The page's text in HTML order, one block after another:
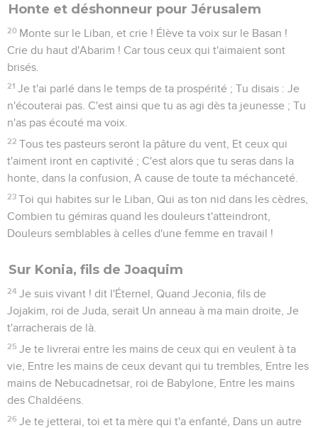
Honte et déshonneur pour Jérusalem
20 Monte sur le Liban, et crie ! Élève ta voix sur le Basan !
Crie du haut d'Abarim ! Car tous ceux qui t'aimaient sont
brisés.
21 Je t'ai parlé dans le temps de ta prospérité ; Tu disais : Je
n'écouterai pas. C'est ainsi que tu as agi dès ta jeunesse ; Tu
n'as pas écouté ma voix.
22 Tous tes pasteurs seront la pâture du vent, Et ceux qui
t'aiment iront en captivité ; C'est alors que tu seras dans la
honte, dans la confusion, A cause de toute ta méchanceté.
23 Toi qui habites sur le Liban, Qui as ton nid dans les cèdres,
Combien tu gémiras quand les douleurs t'atteindront,
Douleurs semblables à celles d'une femme en travail !
Sur Konia, fils de Joaquim
24 Je suis vivant ! dit l'Éternel, Quand Jeconia, fils de
Jojakim, roi de Juda, serait Un anneau à ma main droite, Je
t'arracherais de là.
25 Je te livrerai entre les mains de ceux qui en veulent à ta
vie, Entre les mains de ceux devant qui tu trembles, Entre les
mains de Nebucadnetsar, roi de Babylone, Entre les mains
des Chaldéens.
26 Je te jetterai, toi et ta mère qui t'a enfanté, Dans un autre